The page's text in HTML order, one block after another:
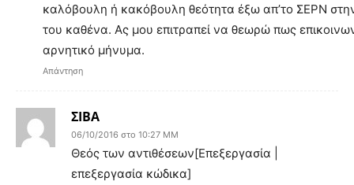
καλόβουλη ή κακόβουλη θεότητα έξω απ’το ΣΕΡΝ
του καθένα. Ας μου επιτραπεί να θεωρώ πως
αρνητικό μήνυμα.
Απάντηση
ΣΙΒΑ
06/10/2016 στο 10:27 ΜΜ
Θεός των αντιθέσεων[Επεξεργασία |
επεξεργασία κώδικα]